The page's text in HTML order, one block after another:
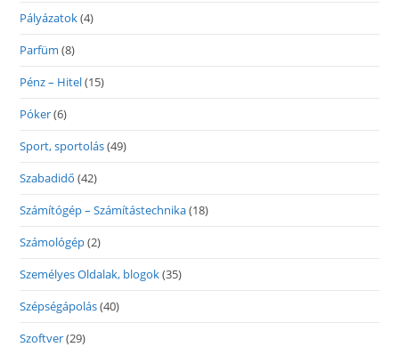
Pályázatok(4)
Parfüm (8)
Pénz – Hitel(15)
Póker(6)
Sport, sportolás(49)
Szabadidő (42)
Számítógép – Számítástechnika(18)
Számológép(2)
Személyes Oldalak, blogok(35)
Szépségápolás(40)
Szoftver(29)